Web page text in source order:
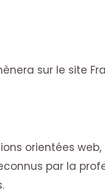
sur le site
orientées web,
par la